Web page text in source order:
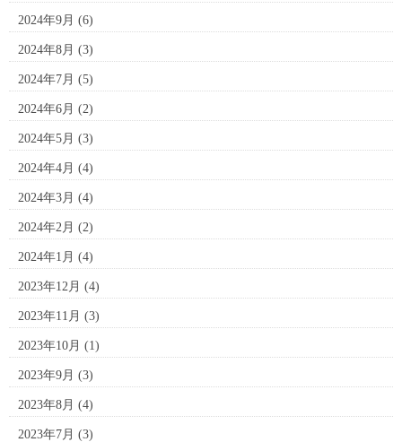
2024年9月 (6)
2024年8月 (3)
2024年7月 (5)
2024年6月 (2)
2024年5月 (3)
2024年4月 (4)
2024年3月 (4)
2024年2月 (2)
2024年1月 (4)
2023年12月 (4)
2023年11月 (3)
2023年10月 (1)
2023年9月 (3)
2023年8月 (4)
2023年7月 (3)